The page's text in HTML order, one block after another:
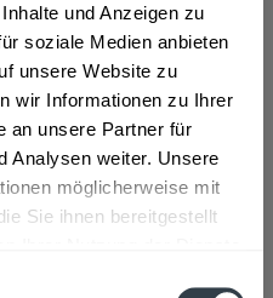
und Anzeigen zu
soziale Medien anbieten
unsere Website zu
wir Informationen zu Ihrer
an unsere Partner für
Analysen weiter. Unsere
möglicherweise mit
Sie ihnen bereitgestellt
Ahlen,Bergkamen ,Kamen
,Lüdinghausen,Haren,
,Bönen ,Börger ,Dersum